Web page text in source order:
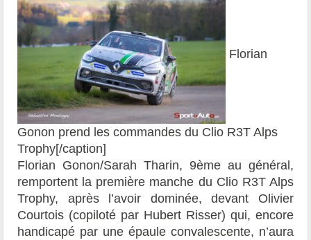
Florian
Gonon prend les commandes du Clio R3T Alps
Trophy[/caption]
Florian Gonon/Sarah Tharin, 9ème au général,
remportent la première manche du Clio R3T Alps
Trophy, après l’avoir dominée, devant Olivier
Courtois (copiloté par Hubert Risser) qui, encore
handicapé par une épaule convalescente, n’aura